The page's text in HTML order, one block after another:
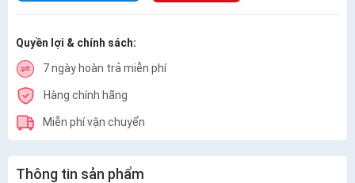
Quyền lợi & chính sách:
7 ngày hoàn trả miễn phí
Hàng chính hãng
Miễn phí vận chuyển
Thông tin sản phẩm